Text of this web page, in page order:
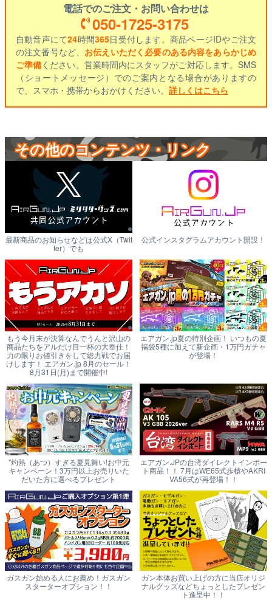
電話でのご注文・お問い合わせは
050-1725-3175
自動音声にて24時間365日受付します。商品ページIDやご注文
の注文番号など、 お伝えいただく必要のある内容をあらかじめ
ご準備ください。営業時間内にスタッフがご対応します。SMS
（ショートメッセージ）でのご案内となる場合がありますの
で、スマホ・携帯からおかけください。 詳しくはこちら
その他のコンテンツ・リンク
最新商品のお知らせなどは公式X（Twit
ter）でも
公式インスタグラムアカウント開設！
もう今月末が決算なんでうんと沢山の
商品たちをアルだけ目一杯の大奉仕！
力の限りお値引きをして総力戦でお届
けします！ エアガン.jp 8月のセール！
8月31日(月)まで開催中!
エアガン.jp夏の特別企画！ いつもの夏
福袋5種に加えて新企画・1万円ガチャ
が登場！
"灼熱（あつ）すぎる夏見舞い!お中元
キャンペーン！3万円以上お売りいた
だいた方に選べるプレゼント
エアガン.JPの台湾ダイレクトインポー
ト商品！！ 7月はWE65式歩槍やAKRI
VA56式が再登場！！
ガスガン始める人にお薦め！ガスガン
スターターオプション！！
ガン本体お買い上げの方に当店オリジ
ナルグッズなどちょっとしたプレゼン
ト進呈中！！